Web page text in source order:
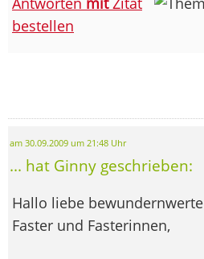
bestellen
am 30.09.2009 um 21:48 Uhr
... hat Ginny geschrieben:
Hallo liebe bewundernwerte
Faster und Fasterinnen,